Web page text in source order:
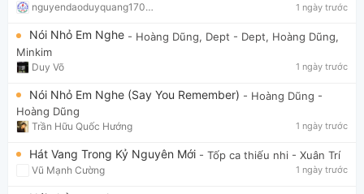
nguyendaoduyquang17021 1 ngày trước
Nói Nhỏ Em Nghe - Hoàng Dũng, Dept - Dept, Hoàng Dũng,
Minkim
Duy Võ 1 ngày trước
Nói Nhỏ Em Nghe (Say You Remember) - Hoàng Dũng -
Hoàng Dũng
Trần Hữu Quốc Hướng 1 ngày trước
Hát Vang Trong Kỷ Nguyên Mới - Tốp ca thiếu nhi - Xuân Trí
Vũ Mạnh Cường 1 ngày trước